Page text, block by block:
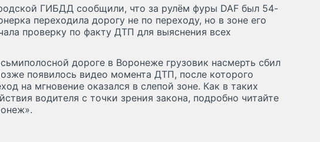
ГИБДД сообщили, что за рулём фуры DAF был 54-
переходила дорогу не по переходу, но в зоне его
проверку по факту ДТП для выяснения всех
дороге в Воронеже грузовик насмерть сбил
появилось видео момента ДТП, после которого
на мгновение оказался в слепой зоне. Как в таких
водителя с точки зрения закона, подробно читайте